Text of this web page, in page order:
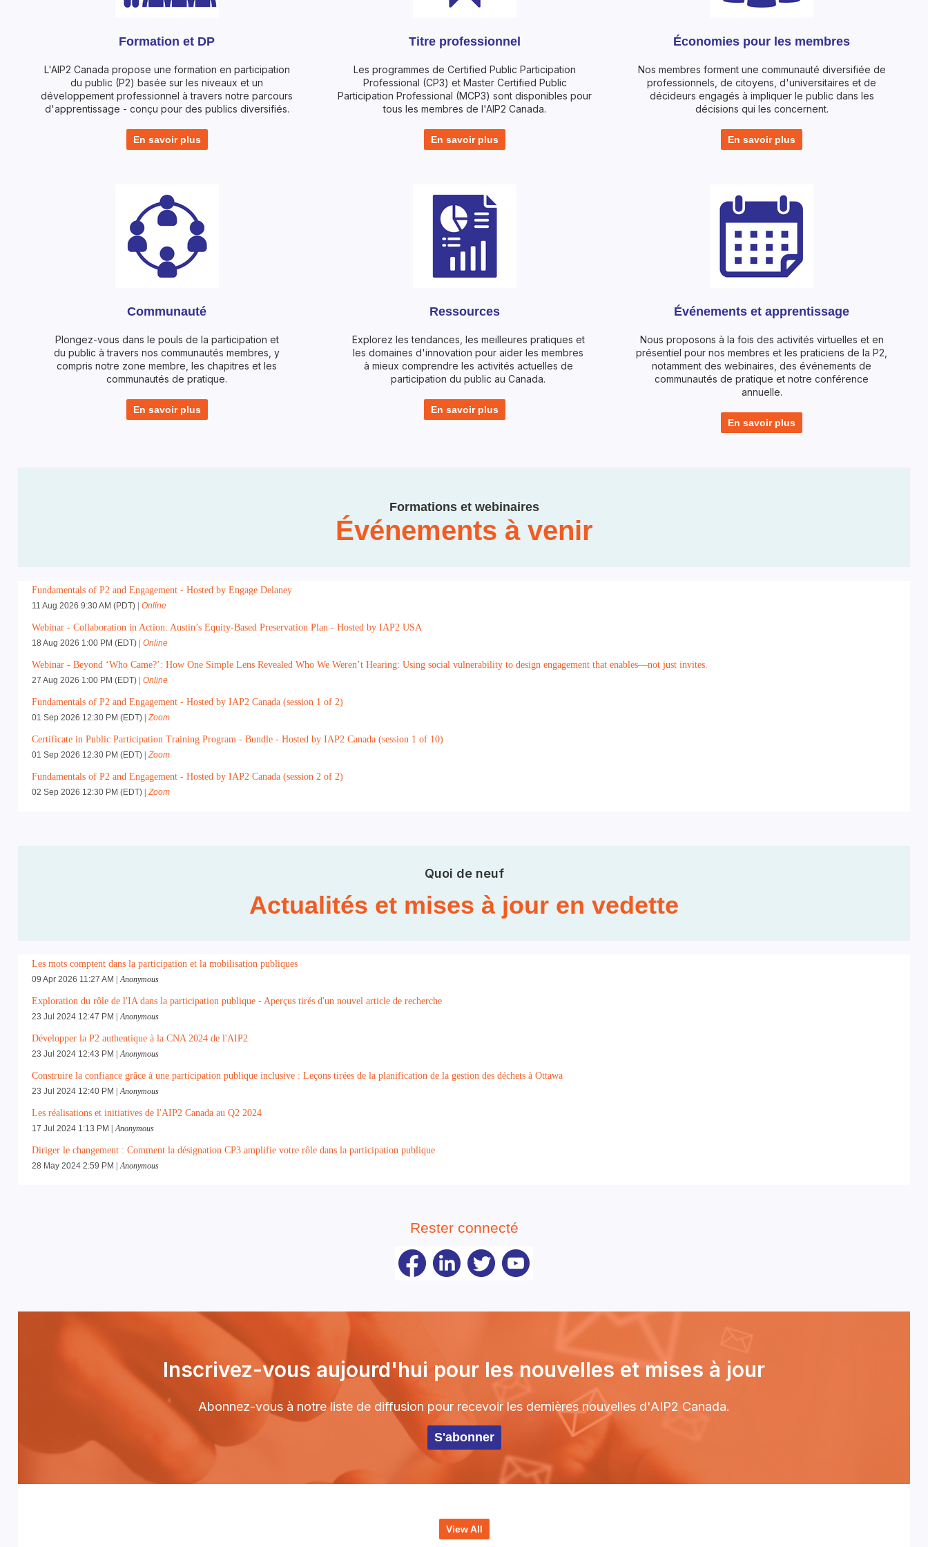
Formation et DP
L'AIP2 Canada propose une formation en participation
du public (P2) basée sur les niveaux et un
développement professionnel à travers notre parcours
d'apprentissage - conçu pour des publics diversifiés.
En savoir plus
Titre professionnel
Les programmes de Certified Public Participation
Professional (CP3) et Master Certified Public
Participation Professional (MCP3) sont disponibles pour
tous les membres de l'AIP2 Canada.
En savoir plus
Économies pour les membres
Nos membres forment une communauté diversifiée de
professionnels, de citoyens, d'universitaires et de
décideurs engagés à impliquer le public dans les
décisions qui les concernent.
En savoir plus
Communauté
Plongez-vous dans le pouls de la participation et
du public à travers nos communautés membres, y
compris notre zone membre, les chapitres et les
communautés de pratique.
En savoir plus
Ressources
Explorez les tendances, les meilleures pratiques et
les domaines d'innovation pour aider les membres
à mieux comprendre les activités actuelles de
participation du public au Canada.
En savoir plus
Événements et apprentissage
Nous proposons à la fois des activités virtuelles et en
présentiel pour nos membres et les praticiens de la P2,
notamment des webinaires, des événements de
communautés de pratique et notre conférence
annuelle.
En savoir plus
Formations et webinaires
Événements à venir
Fundamentals of P2 and Engagement - Hosted by Engage Delaney
11 Aug 2026 9:30 AM (PDT) Online
Webinar - Collaboration in Action: Austin’s Equity-Based Preservation Plan - Hosted by IAP2 USA
18 Aug 2026 1:00 PM (EDT) Online
Webinar - Beyond ‘Who Came?’: How One Simple Lens Revealed Who We Weren’t Hearing: Using social vulnerability to design engagement that enables—not just invites.
27 Aug 2026 1:00 PM (EDT) Online
Fundamentals of P2 and Engagement - Hosted by IAP2 Canada (session 1 of 2)
01 Sep 2026 12:30 PM (EDT) Zoom
Certificate in Public Participation Training Program - Bundle - Hosted by IAP2 Canada (session 1 of 10)
01 Sep 2026 12:30 PM (EDT) Zoom
Fundamentals of P2 and Engagement - Hosted by IAP2 Canada (session 2 of 2)
02 Sep 2026 12:30 PM (EDT) Zoom
Quoi de neuf
Actualités et mises à jour en vedette
Les mots comptent dans la participation et la mobilisation publiques
09 Apr 2026 11:27 AM Anonymous
Exploration du rôle de l'IA dans la participation publique - Aperçus tirés d'un nouvel article de recherche
23 Jul 2024 12:47 PM Anonymous
Développer la P2 authentique à la CNA 2024 de l'AIP2
23 Jul 2024 12:43 PM Anonymous
Construire la confiance grâce à une participation publique inclusive : Leçons tirées de la planification de la gestion des déchets à Ottawa
23 Jul 2024 12:40 PM Anonymous
Les réalisations et initiatives de l'AIP2 Canada au Q2 2024
17 Jul 2024 1:13 PM Anonymous
Diriger le changement : Comment la désignation CP3 amplifie votre rôle dans la participation publique
28 May 2024 2:59 PM Anonymous
Rester connecté
Inscrivez-vous aujourd'hui pour les nouvelles et mises à jour
Abonnez-vous à notre liste de diffusion pour recevoir les dernières nouvelles d'AIP2 Canada.
S'abonner
View All